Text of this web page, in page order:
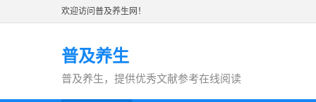
欢迎访问普及养生网！
普及养生
普及养生，提供优秀文献参考在线阅读